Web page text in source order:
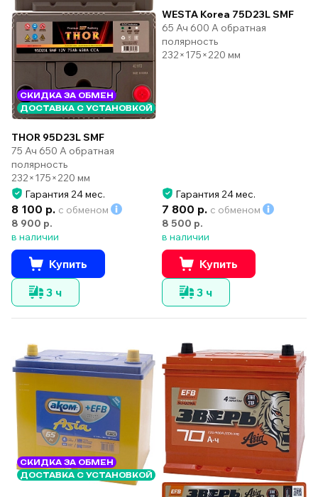
СКИДКА ЗА ОБМЕН
ДОСТАВКА С УСТАНОВКОЙ
THOR 95D23L SMF
75 Ач 650 А обратная
полярность
232×175×220 мм
Гарантия 24 мес.
8 100 р. с обменом
8 900 р.
в наличии
Купить
3 ч
WESTA Korea 75D23L SMF
65 Ач 600 А обратная
полярность
232×175×220 мм
Гарантия 24 мес.
7 800 р. с обменом
8 500 р.
в наличии
Купить
3 ч
СКИДКА ЗА ОБМЕН
ДОСТАВКА С УСТАНОВКОЙ